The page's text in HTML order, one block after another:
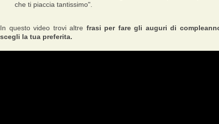
che ti piaccia tantissimo".
In questo video trovi altre frasi per fare gli auguri di
scegli la tua preferita.